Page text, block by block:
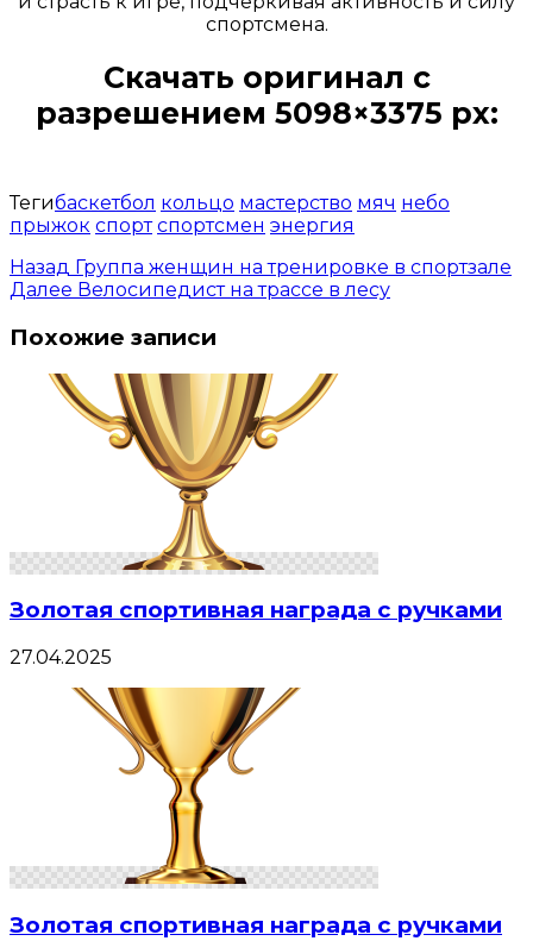
спортсмена.
Скачать оригинал с
разрешением 5098×3375 px:
Тегибаскетбол кольцо мастерство мяч небо
прыжок спорт спортсмен энергия
Назад Группа женщин на тренировке в спортзале
Далее Велосипедист на трассе в лесу
Похожие записи
Золотая спортивная награда с ручками
27.04.2025
Золотая спортивная награда с ручками